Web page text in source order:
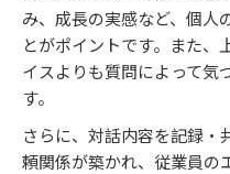
み、成長の実感など、個人
とがポイントです。また、
イスよりも質問によって気
す。
さらに、対話内容を記録・
頼関係が築かれ、従業員の